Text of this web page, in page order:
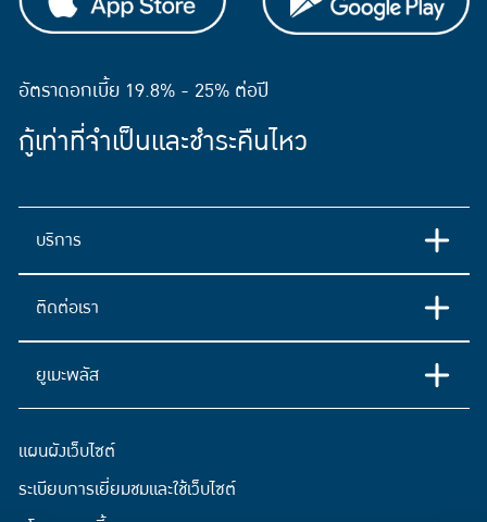
อัตราดอกเบี้ย 19.8% - 25% ต่อปี
กู้เท่าที่จำเป็นและชำระคืนไหว
บริการ
ติดต่อเรา
ยูเมะพลัส
แผนผังเว็บไซต์
ระเบียบการเยี่ยมชมและใช้เว็บไซต์